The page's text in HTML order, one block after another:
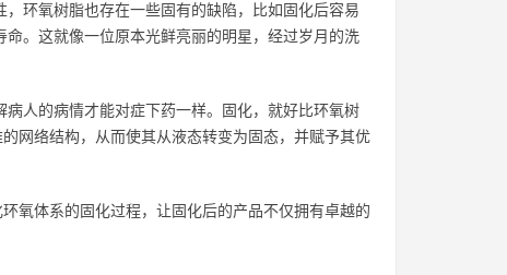
环氧树脂也存在一些固有的缺陷，比如固化后容易
。这就像一位原本光鲜亮丽的明星，经过岁月的洗
人的病情才能对症下药一样。固化，就好比环氧树
网络结构，从而使其从液态转变为固态，并赋予其优
氧体系的固化过程，让固化后的产品不仅拥有卓越的